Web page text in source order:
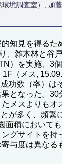
境調査室）,
知見を得る
雑木林と
）を実施、
（メス,
功数（率）
となった。
メスよりも
が多く、頻
積におい
グサイトを
与度は異な